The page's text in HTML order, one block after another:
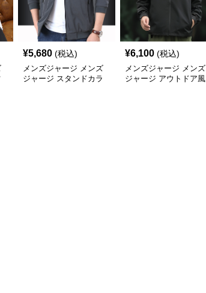
¥5,680 (税込)
メンズジャージ メンズ
ジャージ スタンドカラ
¥6,100 (税込)
メンズジャージ メンズ
ジャージ アウトドア風